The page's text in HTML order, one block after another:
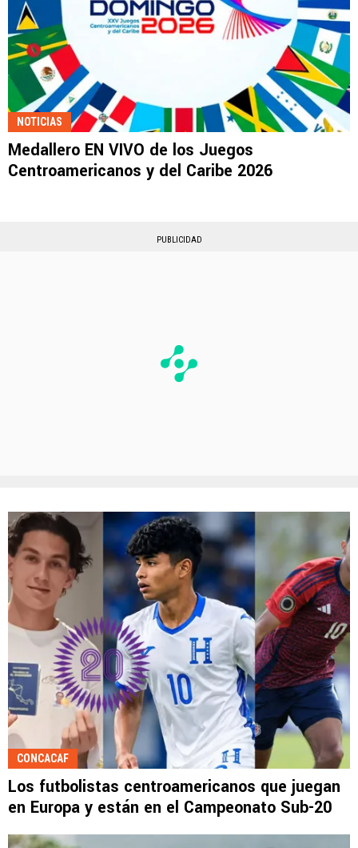
NOTICIAS
Medallero EN VIVO de los Juegos
Centroamericanos y del Caribe 2026
PUBLICIDAD
CONCACAF
Los futbolistas centroamericanos que juegan
en Europa y están en el Campeonato Sub-20